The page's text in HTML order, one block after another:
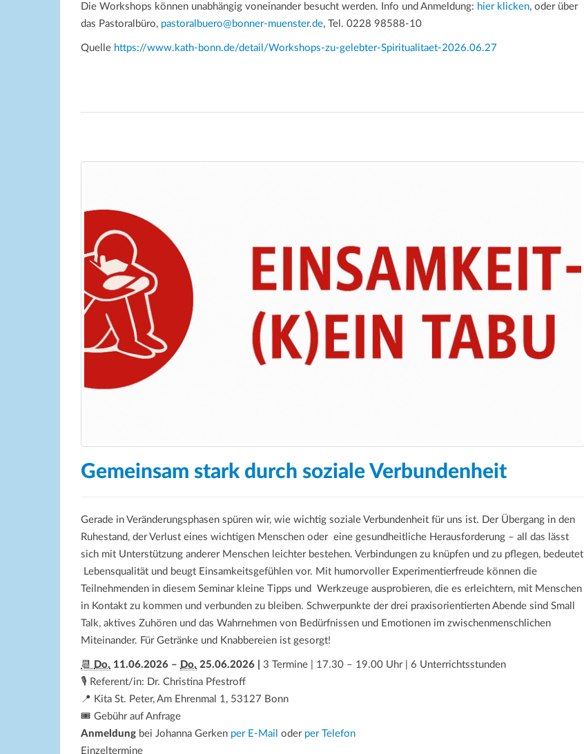
Die Workshops können unabhängig voneinander besucht werden. Info und Anmeldung: hier klicken, oder über
das Pastoralbüro, pastoralbuero@bonner-muenster.de, Tel. 0228 98588-10
Quelle https://www.kath-bonn.de/detail/Workshops-zu-gelebter-Spiritualitaet-2026.06.27
Gemeinsam stark durch soziale Verbundenheit
Gerade in Veränderungsphasen spüren wir, wie wichtig soziale Verbundenheit für uns ist. Der Übergang in den
Ruhestand, der Verlust eines wichtigen Menschen oder eine gesundheitliche Herausforderung – all das lässt
sich mit Unterstützung anderer Menschen leichter bestehen. Verbindungen zu knüpfen und zu pflegen, bedeutet
Lebensqualität und beugt Einsamkeitsgefühlen vor. Mit humorvoller Experimentierfreude können die
Teilnehmenden in diesem Seminar kleine Tipps und Werkzeuge ausprobieren, die es erleichtern, mit Menschen
in Kontakt zu kommen und verbunden zu bleiben. Schwerpunkte der drei praxisorientierten Abende sind Small
Talk, aktives Zuhören und das Wahrnehmen von Bedürfnissen und Emotionen im zwischenmenschlichen
Miteinander. Für Getränke und Knabbereien ist gesorgt!
📆 Do. 11.06.2026 – Do. 25.06.2026 | 3 Termine | 17.30 – 19.00 Uhr | 6 Unterrichtsstunden
🎙️ Referent/in: Dr. Christina Pfestroff
📍 Kita St. Peter, Am Ehrenmal 1, 53127 Bonn
🎟️ Gebühr auf Anfrage
Anmeldung bei Johanna Gerken per E-Mail oder per Telefon
Einzeltermine